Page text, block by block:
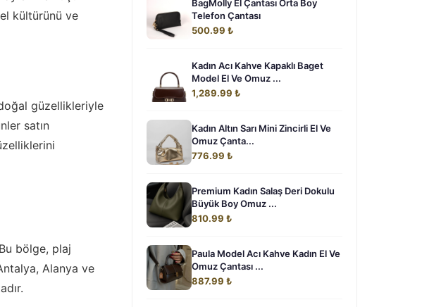
kültürünü ve
güzellikleriyle
satın
bölge, plaj
Alanya ve
BagMolly El Çantası Orta Boy
Telefon Çantası
500.99 ₺
Kadın Acı Kahve Kapaklı Baget
Model El Ve Omuz ...
1,289.99 ₺
Kadın Altın Sarı Mini Zincirli El Ve
Omuz Çanta...
776.99 ₺
Premium Kadın Salaş Deri Dokulu
Büyük Boy Omuz ...
810.99 ₺
Paula Model Acı Kahve Kadın El Ve
Omuz Çantası ...
887.99 ₺